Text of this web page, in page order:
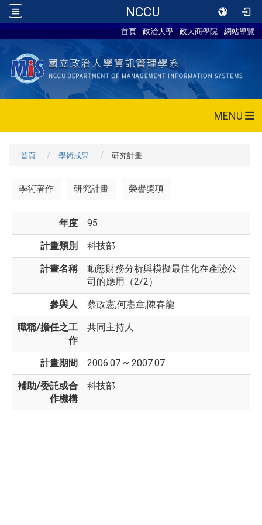
NCCU
首頁 政治大學 政大商學院 網站導覽
MENU
首頁 學術成果 研究計畫
學術著作 研究計畫 榮譽獎項
年度 95
計畫類別 科技部
計畫名稱
動態財務分析與模擬最佳化在產險公
司的應用（2/2）
參與人 蔡政憲,何憲章,陳春龍
職稱/擔任之工
作
共同主持人
計畫期間 2006.07 ~ 2007.07
補助/委託或合
作機構
科技部